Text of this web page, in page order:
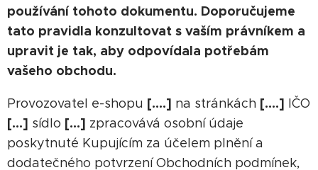
používání tohoto dokumentu. Doporučujeme
tato pravidla konzultovat s vaším právníkem a
upravit je tak, aby odpovídala potřebám
vašeho obchodu.
Provozovatel e-shopu [….] na stránkách [….] IČO
[…] sídlo […] zpracovává osobní údaje
poskytnuté Kupujícím za účelem plnění a
dodatečného potvrzení Obchodních podmínek,